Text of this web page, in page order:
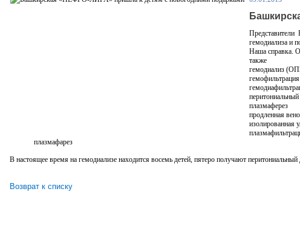
Представители
гемодиализа и
Наша справка.
также
гемодиализ
гемофильтрация
плазмаферез
продленная
изолированная
плазмафарез
В настоящее время на гемодиализе находится восемь детей, пятеро получают перитониальный
Возврат к списку